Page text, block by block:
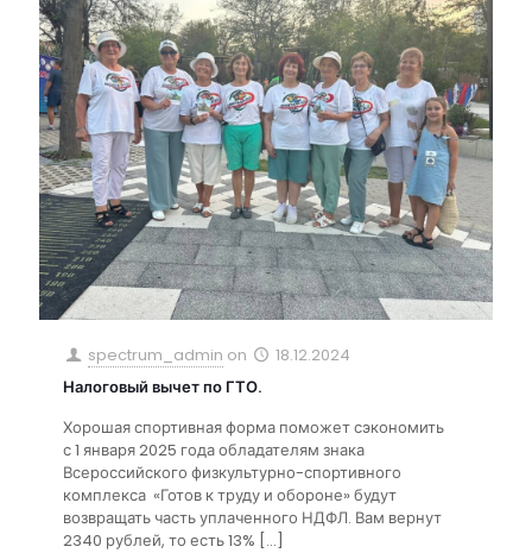
spectrum_admin on
18.12.2024
Налоговый вычет по ГТО.
Хорошая спортивная форма поможет сэкономить
с 1 января 2025 года обладателям знака
Всероссийского физкультурно-спортивного
комплекса «Готов к труду и обороне» будут
возвращать часть уплаченного НДФЛ. Вам вернут
2340 рублей, то есть 13% […]